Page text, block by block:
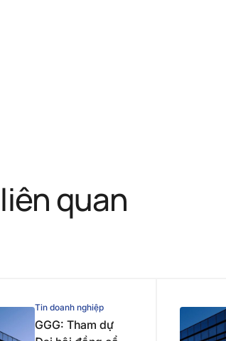
quan
Tin doanh nghiệp
GGG: Tham dự